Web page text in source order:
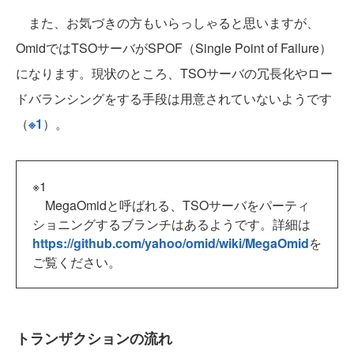
また、お気づきの方もいらっしゃると思いますが、
OmidではTSOサーバがSPOF（Single Point of Failure）
になります。現状のところ、TSOサーバの冗長化やロー
ドバランシングをする手段は用意されていないようです
（※1 ）。
※1
MegaOmidと呼ばれる、TSOサーバをパーティ
ショニングするブランチはあるようです。詳細は
https://github.com/yahoo/omid/wiki/MegaOmidを
ご覧ください。
トランザクションの流れ